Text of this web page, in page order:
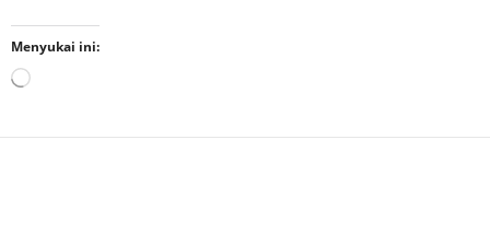
Menyukai ini:
Memuat...